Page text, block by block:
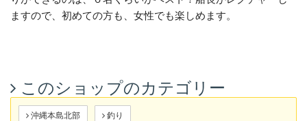
ますので、初めての方も、女性でも楽しめます。
このショップのカテゴリー
沖縄本島北部 釣り